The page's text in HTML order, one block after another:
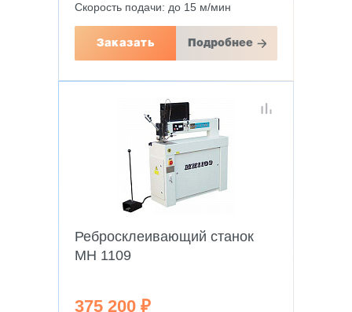
Скорость подачи: до 15 м/мин
Заказать Подробнее
Ребросклеивающий станок
MH 1109
375 200 ₽